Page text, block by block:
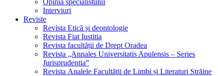
Opinia specialistului
Interviuri
Reviste
Revista Etică și deontologie
Revista Fiat Iustitia
Revista facultății de Drept Oradea
Revista „Annales Universitatis Apulensis – Series
Jurisprudentia”
Revista Analele Facultăţii de Limbi și Literaturi Străine